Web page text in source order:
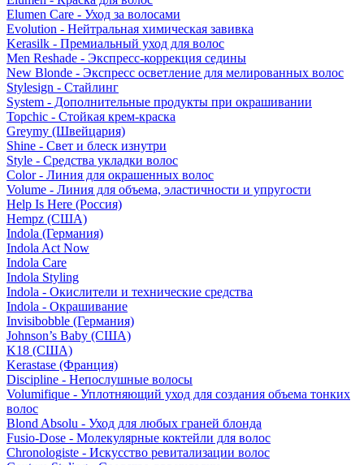
Elumen Care - Уход за волосами
Evolution - Нейтральная химическая завивка
Kerasilk - Премиальный уход для волос
Men Reshade - Экспресс-коррекция седины
New Blonde - Экспресс осветление для мелированных волос
Stylesign - Стайлинг
System - Дополнительные продукты при окрашивании
Topchic - Стойкая крем-краска
Greymy (Швейцария)
Shine - Свет и блеск изнутри
Style - Средства укладки волос
Color - Линия для окрашенных волос
Volume - Линия для объема, эластичности и упругости
Help Is Here (Россия)
Hempz (США)
Indola (Германия)
Indola Act Now
Indola Care
Indola Styling
Indola - Окислители и технические средства
Indola - Окрашивание
Invisibobble (Германия)
Johnson’s Baby (США)
K18 (США)
Kerastase (Франция)
Discipline - Непослушные волосы
Volumifique - Уплотняющий уход для создания объема тонких
волос
Blond Absolu - Уход для любых граней блонда
Fusio-Dose - Молекулярные коктейли для волос
Chronologiste - Искусство ревитализации волос